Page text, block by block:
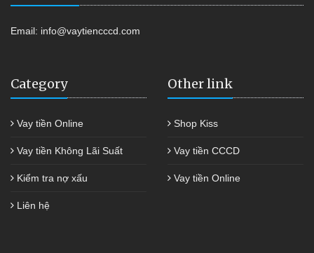
Email: info@vaytiencccd.com
Category
Vay tiền Online
Vay tiền Không Lãi Suất
Kiểm tra nợ xấu
Liên hệ
Other link
Shop Kiss
Vay tiền CCCD
Vay tiền Online